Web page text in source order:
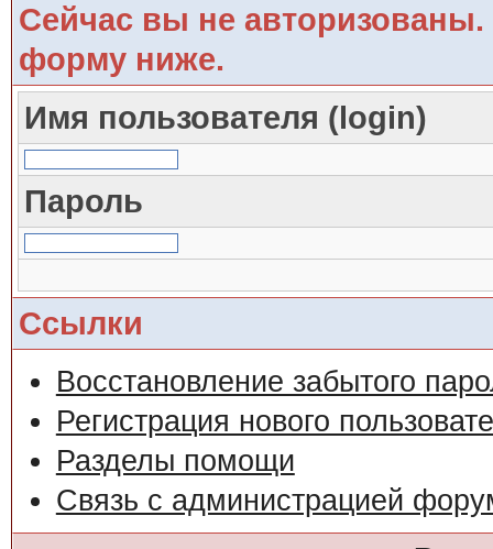
Сейчас вы не авторизованы.
форму ниже.
Имя пользователя (login)
Пароль
Ссылки
Восстановление забытого
Регистрация нового
Разделы помощи
Связь с администрацией